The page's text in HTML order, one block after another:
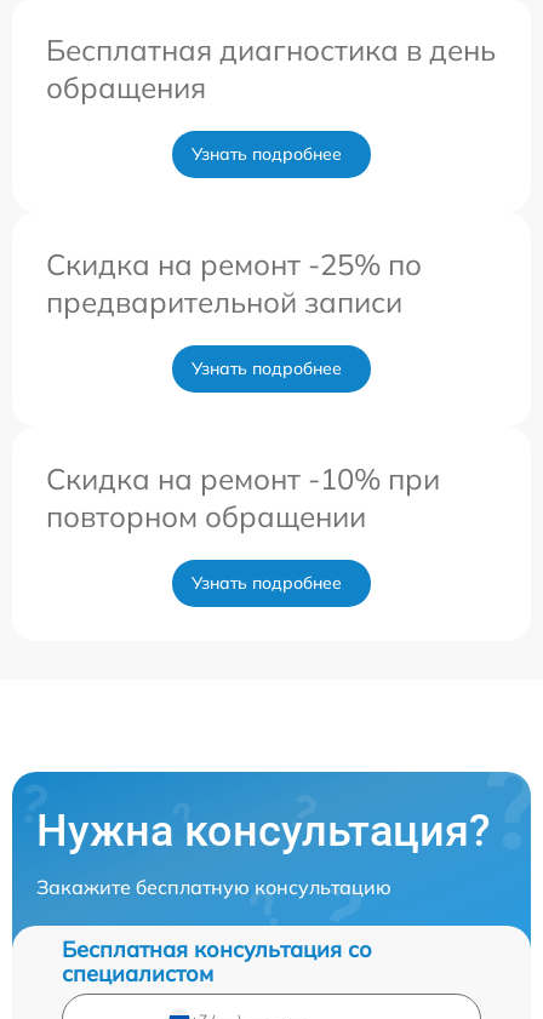
Бесплатная диагностика в день
обращения
Узнать подробнее
Скидка на ремонт -25% по
предварительной записи
Узнать подробнее
Скидка на ремонт -10% при
повторном обращении
Узнать подробнее
Нужна консультация?
Закажите бесплатную консультацию
Бесплатная консультация со
специалистом